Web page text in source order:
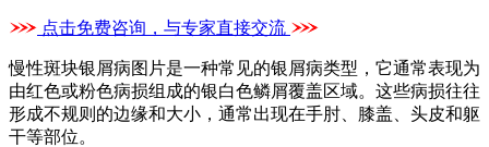
点击免费咨询，与专家直接交流
慢性斑块银屑病图片是一种常见的银屑病类型，它通常表现为
由红色或粉色病损组成的银白色鳞屑覆盖区域。这些病损往往
形成不规则的边缘和大小，通常出现在手肘、膝盖、头皮和躯
干等部位。